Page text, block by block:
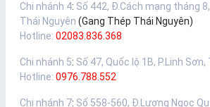
Chi nhánh 4: Số 442, Đ.Cách mạng tháng
Thái Nguyên (Gang Thép Thái Nguyên)
Hotline: 02083.836.368
Chi nhánh 5: Số 47, Quốc lộ 1B, P.Linh
Hotline: 0976.788.552
Chi nhánh 7: Số 558-560, Đ.Lương Ngọc